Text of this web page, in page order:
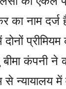
का नाम
दोनों
कंपनी ने
न्यायालय में